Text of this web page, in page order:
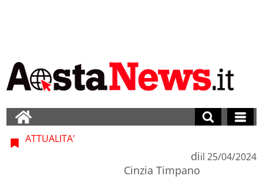
ATTUALITA'
di
Cinzia Timpano
il 25/04/2024